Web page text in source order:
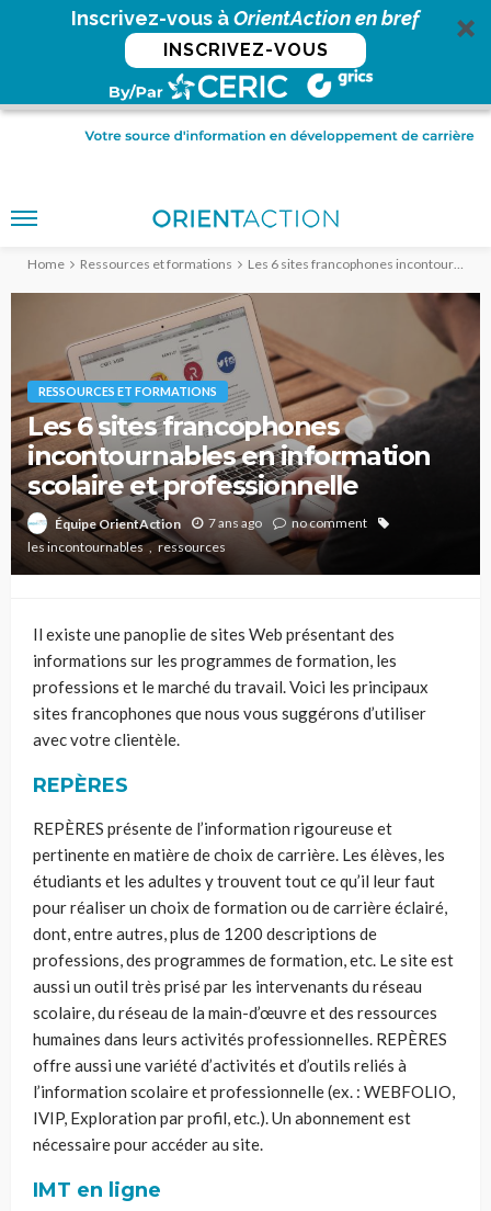
Inscrivez-vous àOrientAction en bref
INSCRIVEZ-VOUS
Home Ressources et formations Les 6 sites francophones incontournables en information scolaire et professionnelle
RESSOURCES ET FORMATIONS
Les 6 sites francophones
incontournables en information
scolaire et professionnelle
Équipe OrientAction 7 ans ago
no comment
les incontournables
ressources
Il existe une panoplie de sites Web présentant des
informations sur les programmes de formation, les
professions et le marché du travail. Voici les principaux
sites francophones que nous vous suggérons d’utiliser
avec votre clientèle.
REPÈRES
REPÈRES présente de l’information rigoureuse et
pertinente en matière de choix de carrière. Les élèves, les
étudiants et les adultes y trouvent tout ce qu’il leur faut
pour réaliser un choix de formation ou de carrière éclairé,
dont, entre autres, plus de 1200 descriptions de
professions, des programmes de formation, etc. Le site est
aussi un outil très prisé par les intervenants du réseau
scolaire, du réseau de la main-d’œuvre et des ressources
humaines dans leurs activités professionnelles. REPÈRES
offre aussi une variété d’activités et d’outils reliés à
l’information scolaire et professionnelle (ex. : WEBFOLIO,
IVIP, Exploration par profil, etc.). Un abonnement est
nécessaire pour accéder au site.
IMT en ligne